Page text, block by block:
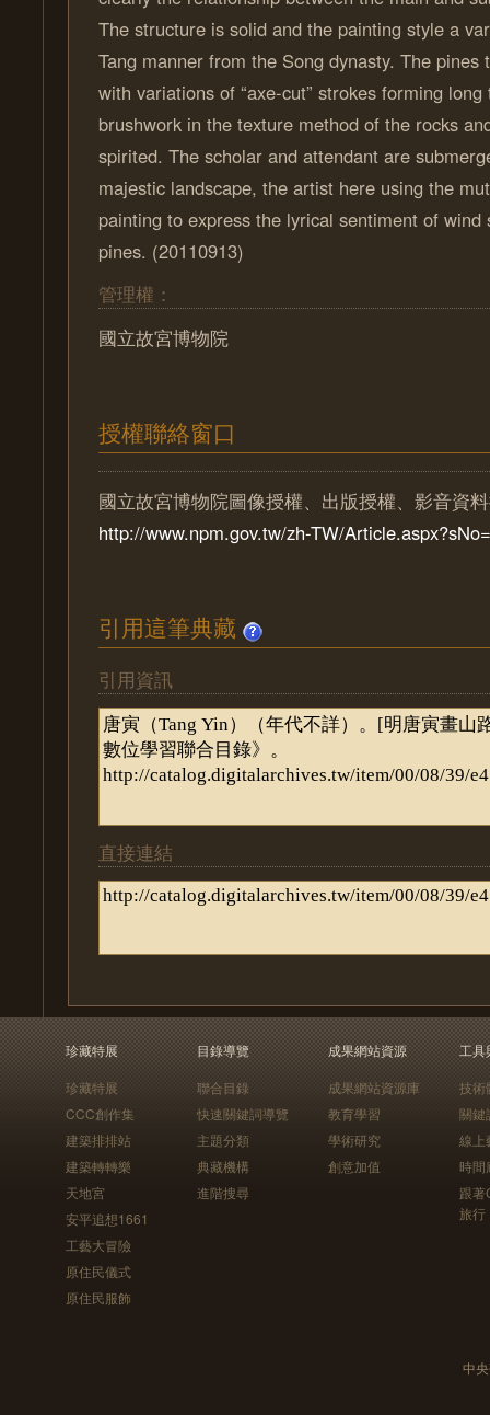
The structure is solid and the painting style a
Tang manner from the Song dynasty. The pines
with variations of “axe-cut” strokes forming
brushwork in the texture method of the rocks
spirited. The scholar and attendant are
majestic landscape, the artist here using the
painting to express the lyrical sentiment of wind
pines. (20110913)
管理權：
國立故宮博物院
授權聯絡窗口
國立故宮博物院圖像授權、出版授權、影音資
http://www.npm.gov.tw/zh-TW/
引用這筆典藏
引用資訊
直接連結
珍藏特展
珍藏特展
CCC創作集
建築排排站
建築轉轉樂
天地宮
安平追想1661
工藝大冒險
原住民儀式
原住民服飾
目錄導覽
聯合目錄
快速關鍵詞導覽
主題分類
典藏機構
進階搜尋
成果網站資源
成果網站資源庫
教育學習
學術研究
創意加值
工具
技術
關鍵
線上
時間
跟
旅行
中